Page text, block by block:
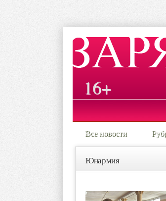
16+
Все новости
Юнармия